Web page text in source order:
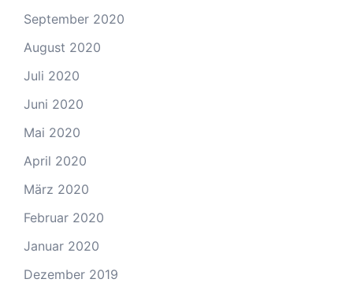
September 2020
August 2020
Juli 2020
Juni 2020
Mai 2020
April 2020
März 2020
Februar 2020
Januar 2020
Dezember 2019